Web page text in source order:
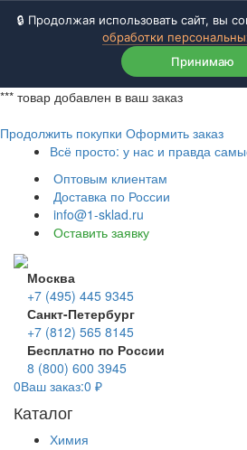
🔒 Продолжая использовать сайт, вы
обработки
Принимаю
*** товар добавлен в ваш заказ
Продолжить покупки Оформить заказ
Всё просто: у нас и правда
Оптовым клиентам
Доставка по России
info@1-sklad.ru
Оставить заявку
Москва
+7 (495) 445 9345
Санкт-Петербург
+7 (812) 565 8145
Бесплатно по России
8 (800) 600 3945
0Ваш заказ:0 ₽
Каталог
Химия